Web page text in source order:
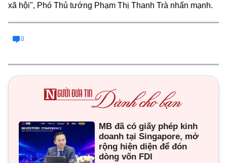
xã hội", Phó Thủ tướng Phạm Thị Thanh Trà nhấn mạnh.
0
MB đã có giấy phép kinh
doanh tại Singapore, mở
rộng hiện diện để đón
dòng vốn FDI